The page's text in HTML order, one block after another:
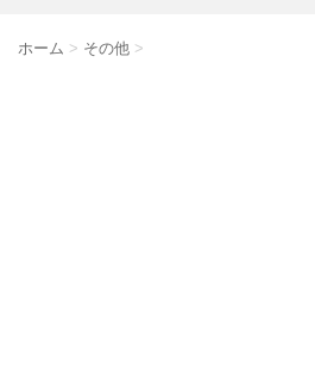
ホーム > その他 >